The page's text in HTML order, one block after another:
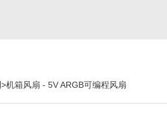
>机箱风扇 - 5V ARGB可编程风扇